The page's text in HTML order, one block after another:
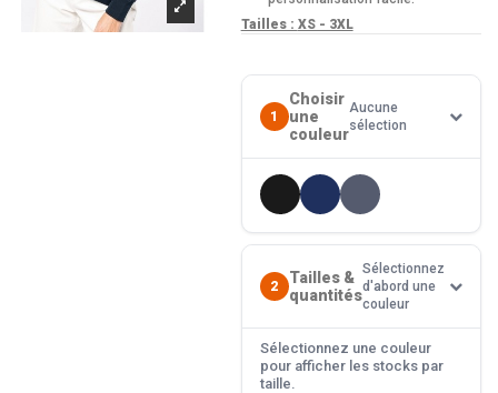
Tailles : XS - 3XL
1
Choisir
une
couleur
Aucune
sélection
2
Tailles &
quantités
Sélectionnez
d'abord une
couleur
Sélectionnez une couleur
pour afficher les stocks par
taille.